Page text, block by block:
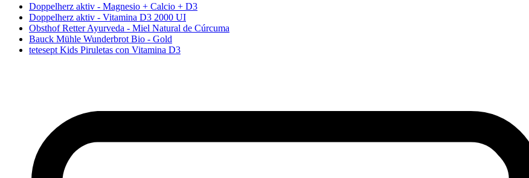
Doppelherz aktiv - Magnesio + Calcio + D3
Doppelherz aktiv - Vitamina D3 2000 UI
Obsthof Retter Ayurveda - Miel Natural de Cúrcuma
Bauck Mühle Wunderbrot Bio - Gold
tetesept Kids Piruletas con Vitamina D3